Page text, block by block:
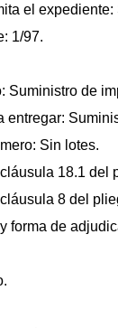
el
1/97.
Suministro de
entregar:
Sin lotes.
18.1 del
8 del
forma de